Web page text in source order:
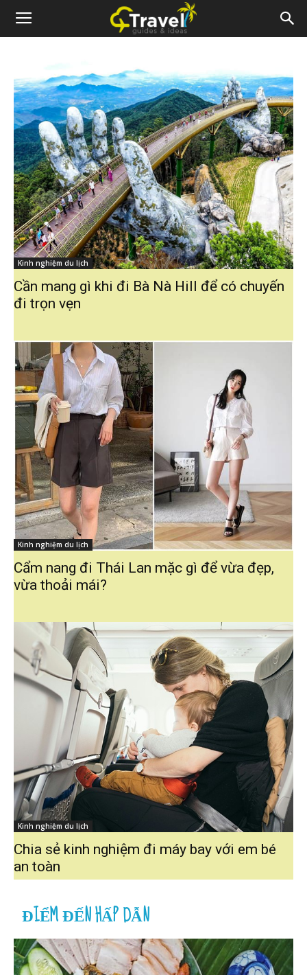
Kinh nghiệm du lịch
Cần mang gì khi đi Bà Nà Hill để có chuyến
đi trọn vẹn
Kinh nghiệm du lịch
Cẩm nang đi Thái Lan mặc gì để vừa đẹp,
vừa thoải mái?
Kinh nghiệm du lịch
Chia sẻ kinh nghiệm đi máy bay với em bé
an toàn
ĐIỂM ĐẾN HẤP DẪN